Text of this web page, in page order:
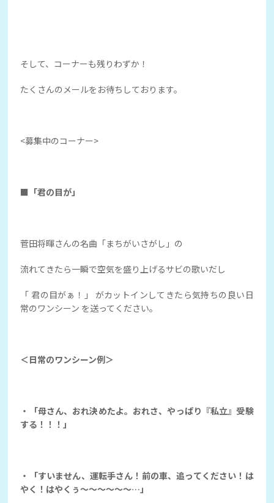
そして、コーナーも残りわずか！
たくさんのメールをお待ちしております。
<募集中のコーナー>
■「君の目が」
菅田将暉さんの名曲「まちがいさがし」の
流れてきたら一瞬で空気を盛り上げるサビの歌いだし
「 君の目がぁ！」 がカットインしてきたら気持ちの良い日
常のワンシーン を送ってください。
＜日常のワンシーン例＞
・「母さん、おれ決めたよ。おれさ、やっぱり『私立』受験
する！！！」
・「すいません、運転手さん！前の車、追ってください！は
やく！はやくぅ～～～～～～…」